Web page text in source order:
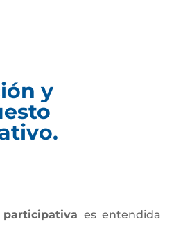
y
es entendida